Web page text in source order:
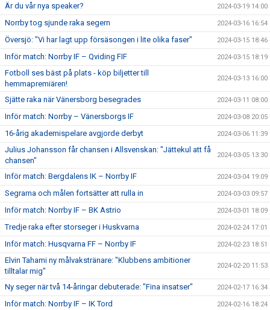
Är du vår nya speaker? 2024-03-19 14:00
Norrby tog sjunde raka segern 2024-03-16 16:54
Översjö: "Vi har lagt upp försäsongen i lite olika faser" 2024-03-15 18:46
Inför match: Norrby IF – Qviding FIF 2024-03-15 18:19
Fotboll ses bäst på plats - köp biljetter till
hemmapremiären!
2024-03-13 16:00
Sjätte raka när Vänersborg besegrades 2024-03-11 08:00
Inför match: Norrby – Vänersborgs IF 2024-03-08 20:05
16-årig akademispelare avgjorde derbyt 2024-03-06 11:39
Julius Johansson får chansen i Allsvenskan: "Jättekul att få
chansen"
2024-03-05 13:30
Inför match: Bergdalens IK – Norrby IF 2024-03-04 19:09
Segrarna och målen fortsätter att rulla in 2024-03-03 09:57
Inför match: Norrby IF – BK Astrio 2024-03-01 18:09
Tredje raka efter storseger i Huskvarna 2024-02-24 17:01
Inför match: Husqvarna FF – Norrby IF 2024-02-23 18:51
Elvin Tahami ny målvakstränare: "Klubbens ambitioner
tilltalar mig"
2024-02-20 11:53
Ny seger när två 14-åringar debuterade: "Fina insatser" 2024-02-17 16:34
Inför match: Norrby IF – IK Tord 2024-02-16 18:24